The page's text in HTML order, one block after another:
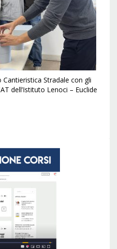
Cantieristica Stradale con gli
dell’Istituto Lenoci – Euclide